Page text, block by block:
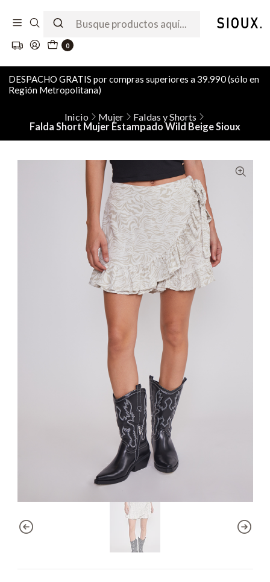
0
DESPACHO GRATIS por compras superiores a 39.990 (sólo en
Región Metropolitana)
Inicio Mujer
Faldas y Shorts
Falda Short Mujer Estampado Wild Beige Sioux